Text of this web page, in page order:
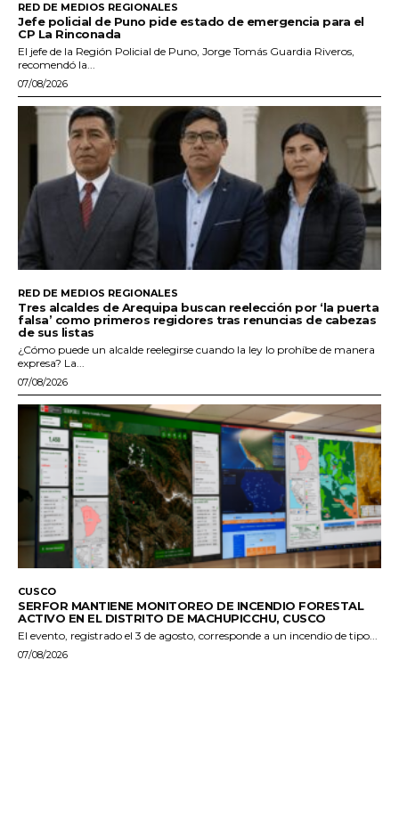
RED DE MEDIOS REGIONALES
Jefe policial de Puno pide estado de emergencia para el
CP La Rinconada
El jefe de la Región Policial de Puno, Jorge Tomás Guardia Riveros,
recomendó la...
07/08/2026
RED DE MEDIOS REGIONALES
Tres alcaldes de Arequipa buscan reelección por ‘la puerta
falsa’ como primeros regidores tras renuncias de cabezas
de sus listas
¿Cómo puede un alcalde reelegirse cuando la ley lo prohíbe de manera
expresa? La...
07/08/2026
CUSCO
SERFOR MANTIENE MONITOREO DE INCENDIO FORESTAL
ACTIVO EN EL DISTRITO DE MACHUPICCHU, CUSCO
El evento, registrado el 3 de agosto, corresponde a un incendio de tipo...
07/08/2026